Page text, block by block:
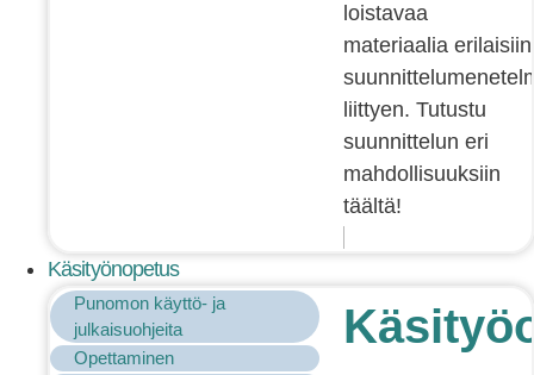
loistavaa
materiaalia erilaisiin
liittyen. Tutustu
suunnittelun eri
mahdollisuuksiin
täältä!
Käsityönopetus
Punomon käyttö- ja
julkaisuohjeita
Opettaminen